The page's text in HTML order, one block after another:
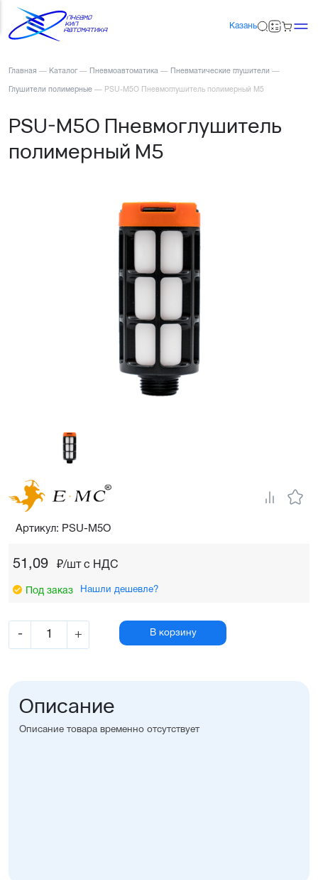
Казань
Главная — Каталог — Пневмоавтоматика — Пневматические глушители —
Глушители полимерные — PSU-M5O Пневмоглушитель полимерный М5
PSU-M5O Пневмоглушитель
полимерный М5
51,09 ₽/шт c НДС
Под заказ Нашли дешевле?
- + В корзину
Артикул: PSU-M5O
Описание
Описание товара временно отсутствует